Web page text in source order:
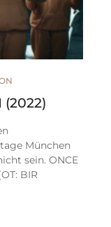
(2022)
München
sein. ONCE
BIR